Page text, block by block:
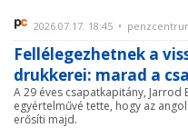
2026.07.17. 18:45 •
Fellélegezhetnek a
drukkerei: marad a
A 29 éves csapatkapitány,
egyértelművé tette, hogy az
erősíti majd.